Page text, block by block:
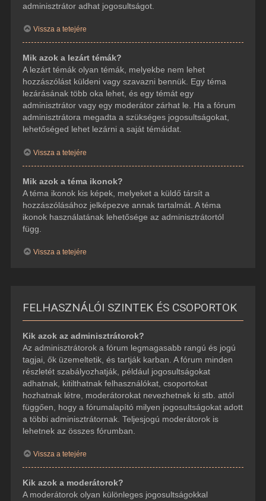
adminisztrátor adhat jogosultságot.
Vissza a tetejére
Mik azok a lezárt témák?
A lezárt témák olyan témák, melyekbe nem lehet
hozzászólást küldeni vagy szavazni bennük. Egy téma
lezárásának több oka lehet, és egy témát egy
adminisztrátor vagy egy moderátor zárhat le. Ha a fórum
adminisztrátora megadta a szükséges jogosultságokat,
lehetőséged lehet lezárni a saját témáidat.
Vissza a tetejére
Mik azok a téma ikonok?
A téma ikonok kis képek, melyeket a küldő társít a
hozzászólásához jelképezve annak tartalmát. A téma
ikonok használatának lehetősége az adminisztrátortól
függ.
Vissza a tetejére
FELHASZNÁLÓI SZINTEK ÉS CSOPORTOK
Kik azok az adminisztrátorok?
Az adminisztrátorok a fórum legmagasabb rangú és jogú
tagjai, ők üzemeltetik, és tartják karban. A fórum minden
részletét szabályozhatják, például jogosultságokat
adhatnak, kitilthatnak felhasználókat, csoportokat
hozhatnak létre, moderátorokat nevezhetnek ki stb. attól
függően, hogy a fórumalapító milyen jogosultságokat adott
a többi adminisztrátornak. Teljesjogú moderátorok is
lehetnek az összes fórumban.
Vissza a tetejére
Kik azok a moderátorok?
A moderátorok olyan különleges jogosultságokkal